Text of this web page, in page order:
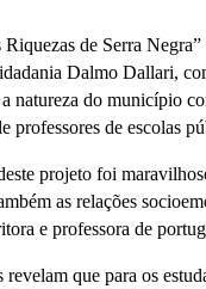
Riquezas de Serra
Dalmo Dallari,
a natureza do município
professores de escolas
projeto foi
as relações
e professora de
revelam que para os